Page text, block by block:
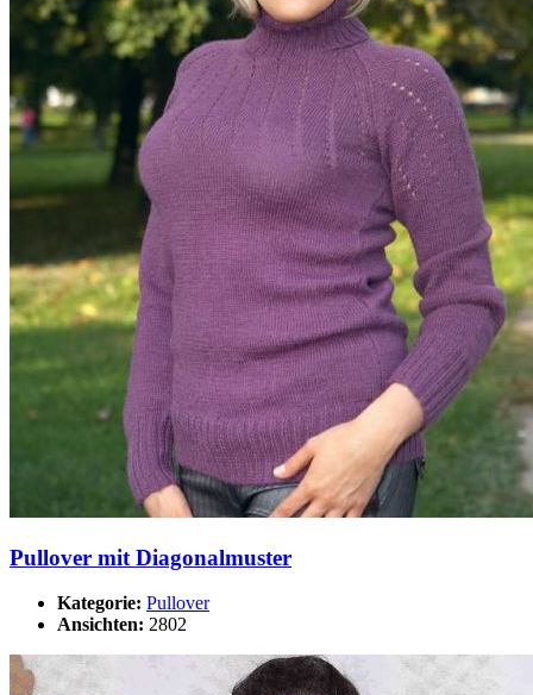
Pullover mit Diagonalmuster
Kategorie: Pullover
Ansichten: 2802